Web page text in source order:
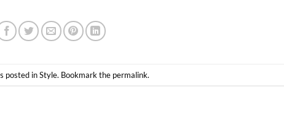
posted inStyle. Bookmark the permalink.